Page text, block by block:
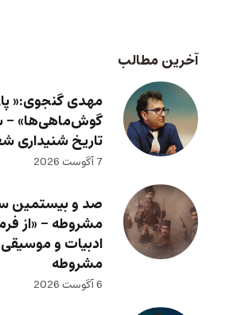
آخرین مطالب
مهدی گنجوی:«
گوش‌ماهی‌ها» –
تاریخ شنیداری
7 آگوست 2026
صد و بیستمین
مشروطه – «از
ادبیات و موسیقی
مشروطه
6 آگوست 2026